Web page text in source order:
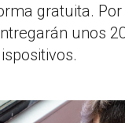
gratuita.
unos